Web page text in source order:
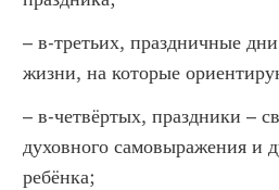
– в-третьих, праздничные
жизни, на которые
– в-четвёртых, праздники –
духовного самовыражения и
ребёнка;